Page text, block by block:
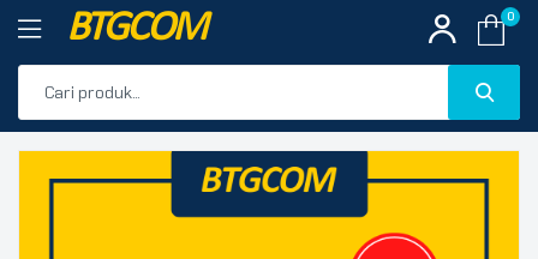
BTGCOM 0
PRODUK UNGGULAN
🔍